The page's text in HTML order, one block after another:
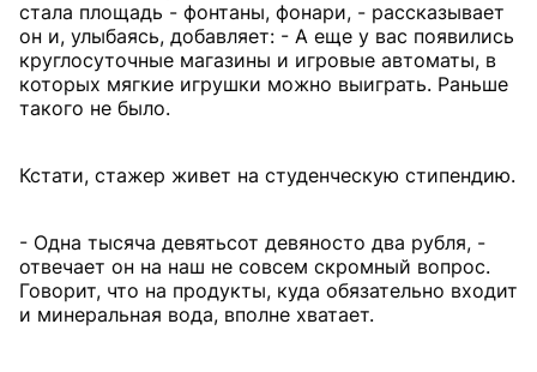
стала площадь - фонтаны, фонари, - рассказывает
он и, улыбаясь, добавляет: - А еще у вас появились
круглосуточные магазины и игровые автоматы, в
которых мягкие игрушки можно выиграть. Раньше
такого не было.
Кстати, стажер живет на студенческую стипендию.
- Одна тысяча девятьсот девяносто два рубля, -
отвечает он на наш не совсем скромный вопрос.
Говорит, что на продукты, куда обязательно входит
и минеральная вода, вполне хватает.